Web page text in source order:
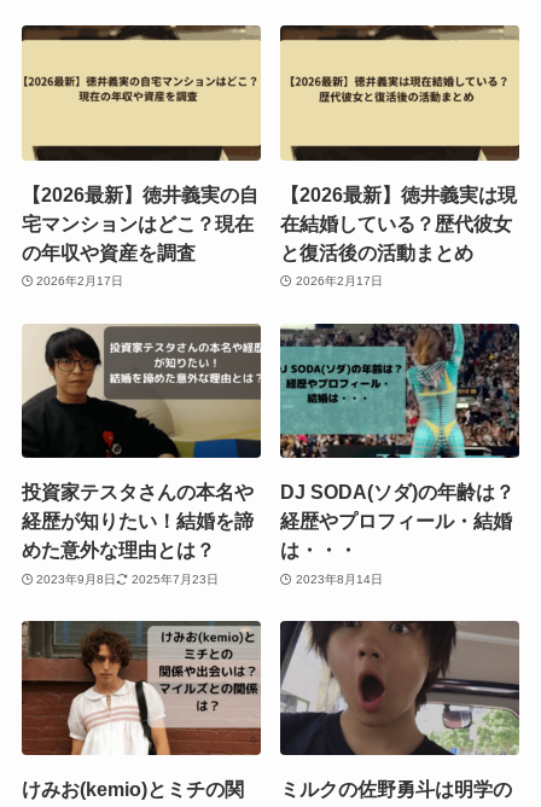
【2026最新】徳井義実の自
宅マンションはどこ？現在
の年収や資産を調査
2026年2月17日
【2026最新】徳井義実は現
在結婚している？歴代彼女
と復活後の活動まとめ
2026年2月17日
投資家テスタさんの本名や
経歴が知りたい！結婚を諦
めた意外な理由とは？
2023年9月8日 2025年7月23日
DJ SODA(ソダ)の年齢は？
経歴やプロフィール・結婚
は・・・
2023年8月14日
けみお(kemio)とミチの関
ミルクの佐野勇斗は明学の